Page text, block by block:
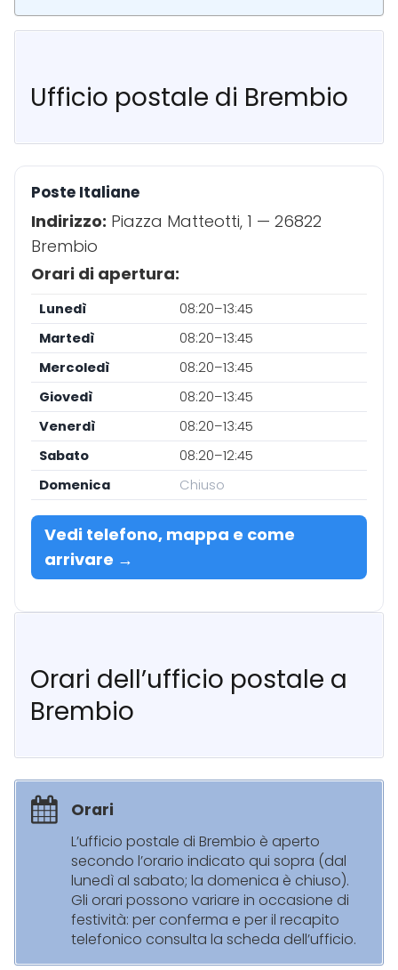
Ufficio postale di Brembio
Poste Italiane
Indirizzo: Piazza Matteotti, 1 — 26822
Brembio
Orari di apertura:
Lunedì
08:20–13:45
Martedì
08:20–13:45
Mercoledì
08:20–13:45
Giovedì
08:20–13:45
Venerdì
08:20–13:45
Sabato
08:20–12:45
Domenica
Chiuso
Vedi telefono, mappa e come
arrivare →
Orari dell’ufficio postale a
Brembio
Orari
L’ufficio postale di Brembio è aperto
secondo l’orario indicato qui sopra (dal
lunedì al sabato; la domenica è chiuso).
Gli orari possono variare in occasione di
festività: per conferma e per il recapito
telefonico consulta la scheda dell’ufficio.